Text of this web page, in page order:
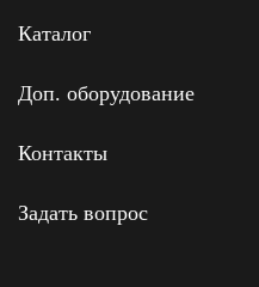
Каталог
Доп. оборудование
Контакты
Задать вопрос